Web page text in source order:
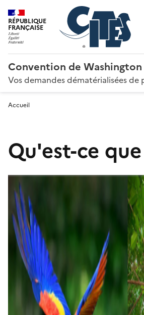
RÉPUBLIQUE
FRANÇAISE
Convention de Washington
Vos demandes dématérialisées
Accueil
Qu'est-ce